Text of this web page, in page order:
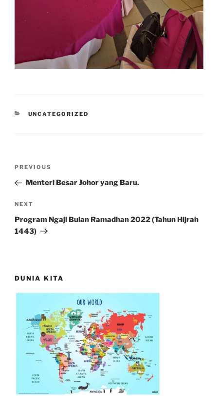
CATEGORIES
UNCATEGORIZED
Previous
Post
PREVIOUS
Menteri Besar Johor yang Baru.
Next
Post
NEXT
Program Ngaji Bulan Ramadhan 2022 (Tahun Hijrah
1443)
DUNIA KITA